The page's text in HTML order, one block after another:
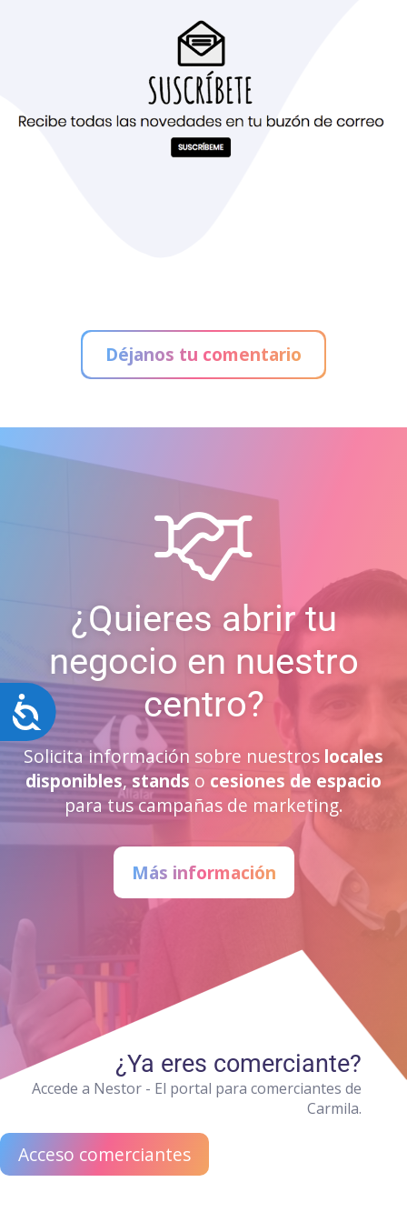
Accesibilidad
Déjanos tu comentario
¿Quieres abrir tu
negocio en nuestro
centro?
Solicita información sobre nuestros locales
disponibles, stands o cesiones de espacio
para tus campañas de marketing.
Más información
¿Ya eres comerciante?
Accede a Nestor - El portal para comerciantes de
Carmila.
Acceso comerciantes